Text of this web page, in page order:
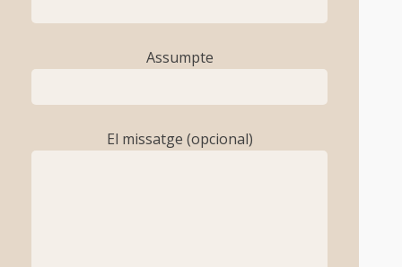
Assumpte
El missatge (opcional)